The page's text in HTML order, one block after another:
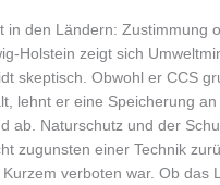
in den Ländern: Zustimmung
Holstein zeigt sich
skeptisch. Obwohl er CCS
lehnt er eine Speicherung
ab. Naturschutz und der
zugunsten einer Technik
verboten war. Ob das